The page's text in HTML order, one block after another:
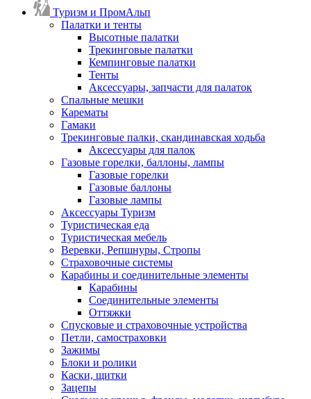
Туризм и ПромАльп
Палатки и тенты
Высотные палатки
Трекинговые палатки
Кемпинговые палатки
Тенты
Аксессуары, запчасти для палаток
Спальные мешки
Карематы
Гамаки
Трекинговые палки, скандинавская ходьба
Аксессуары для палок
Газовые горелки, баллоны, лампы
Газовые горелки
Газовые баллоны
Газовые лампы
Аксессуары Туризм
Туристическая еда
Туристическая мебель
Веревки, Репшнуры, Стропы
Страховочные системы
Карабины и соединительные элементы
Карабины
Соединительные элементы
Оттяжки
Спусковые и страховочные устройства
Петли, самостраховки
Зажимы
Блоки и ролики
Каски, щитки
Зацепы